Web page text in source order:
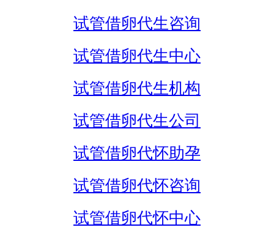
试管借卵代生咨询
试管借卵代生中心
试管借卵代生机构
试管借卵代生公司
试管借卵代怀助孕
试管借卵代怀咨询
试管借卵代怀中心